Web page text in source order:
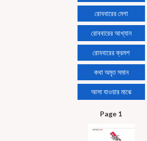
রোববারের মেগা
রোববারের আখ্যান
রোববারের ক্রমশ
কথা অমৃত সমান
আসা যাওয়ার মাঝে
Page 1